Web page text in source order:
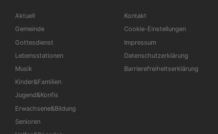
Hauptnavigation
Aktuell
Gemeinde
Gottesdienst
Lebensstationen
Musik
Kinder&Familien
Jugend&Konfis
Erwachsene&Bildung
Senioren
Fußbereichsmenü
Kontakt
Cookie-Einstellungen
Impressum
Datenschutzerklärung
Barrierefreiheitserklärung